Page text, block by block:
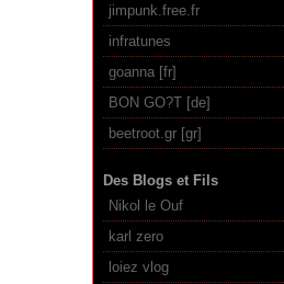
jimpunk.free.fr
infratunes
goanna
BON GO?T
beetroot.gr
Des Blogs et Fils
Nikol le Ouf
karl zero
loiez vlog